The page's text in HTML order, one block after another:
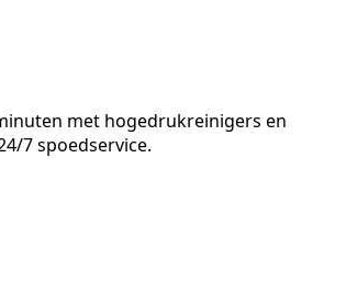
met hogedrukreinigers en
7 spoedservice.